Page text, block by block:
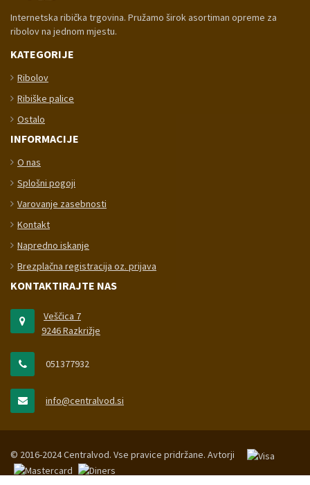
Internetska ribička trgovina. Pružamo širok asortiman opreme za
ribolov na jednom mjestu.
KATEGORIJE
Ribolov
Ribiške palice
Ostalo
INFORMACIJE
O nas
Splošni pogoji
Varovanje zasebnosti
Kontakt
Napredno iskanje
Brezplačna registracija oz. prijava
KONTAKTIRAJTE NAS
Veščica 7
9246 Razkrižje
051377932
info@centralvod.si
© 2016-2024 Centralvod. Vse pravice pridržane. Avtorji